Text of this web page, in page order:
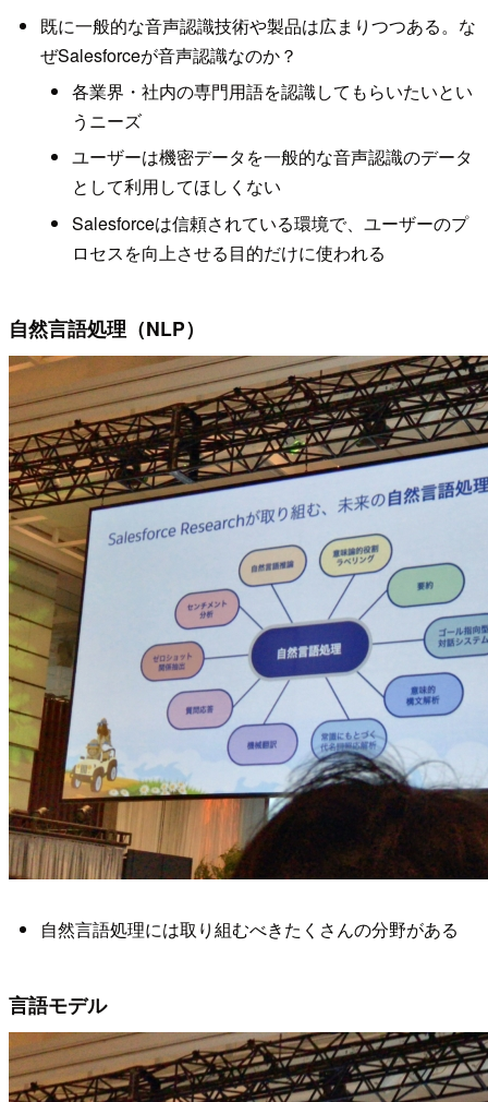
既に一般的な音声認識技術や製品は広まりつつある。な
ぜSalesforceが音声認識なのか？
各業界・社内の専門用語を認識してもらいたいとい
うニーズ
ユーザーは機密データを一般的な音声認識のデータ
として利用してほしくない
Salesforceは信頼されている環境で、ユーザーのプ
ロセスを向上させる目的だけに使われる
自然言語処理（NLP）
自然言語処理には取り組むべきたくさんの分野がある
言語モデル